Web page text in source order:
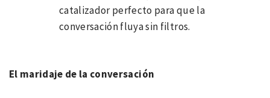
catalizador perfecto para que la
conversación fluya sin filtros.
El maridaje de la conversación